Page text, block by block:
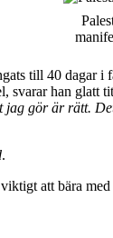
till 40 dagar
svarar han glatt
jag gör är rätt.
.
att bära